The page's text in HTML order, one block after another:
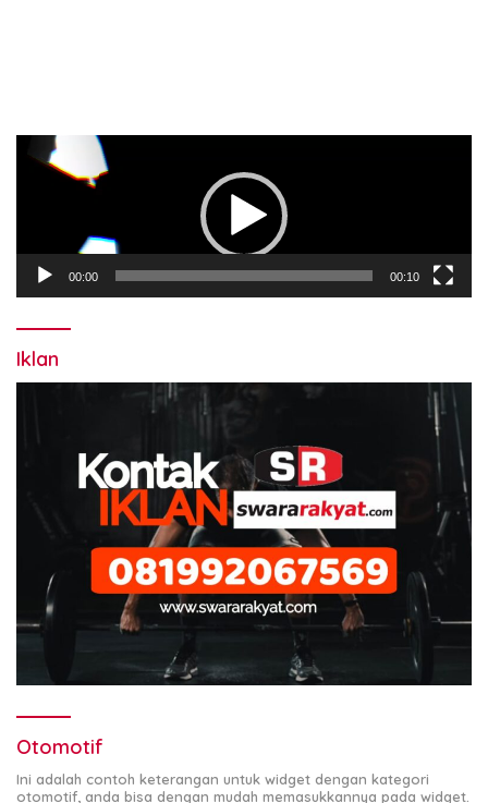
Pemutar
Video
00:00 00:10
Iklan
Otomotif
Ini adalah contoh keterangan untuk widget dengan kategori
otomotif, anda bisa dengan mudah memasukkannya pada widget.